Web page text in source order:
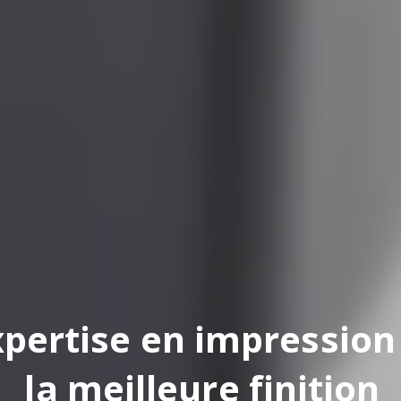
en
la meilleure finition